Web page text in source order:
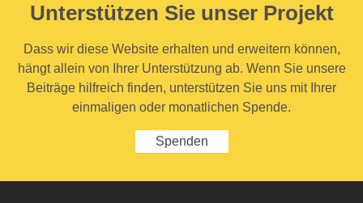
Unterstützen Sie unser Projekt
Dass wir diese Website erhalten und erweitern können,
hängt allein von Ihrer Unterstützung ab. Wenn Sie unsere
Beiträge hilfreich finden, unterstützen Sie uns mit Ihrer
einmaligen oder monatlichen Spende.
Spenden